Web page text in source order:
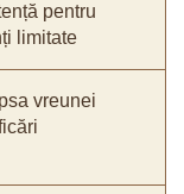
pentru
limitate
vreunei